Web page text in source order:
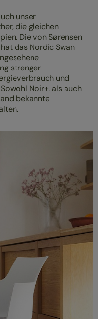
unser
die gleichen
Die von Sørensen
das Nordic Swan
strenger
und
Noir+, als auch
bekannte